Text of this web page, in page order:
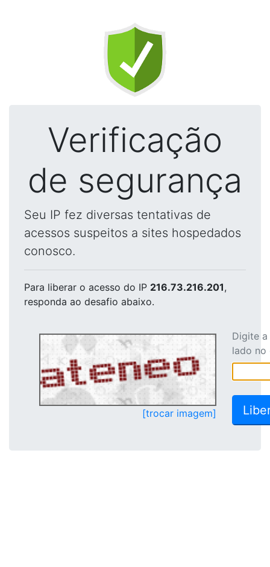
Verificação
de segurança
Seu IP fez diversas tentativas de
acessos suspeitos a sites hospedados
conosco.
Para liberar o acesso do IP 216.73.216.201,
responda ao desafio abaixo.
[trocar imagem]
Digite
lado no